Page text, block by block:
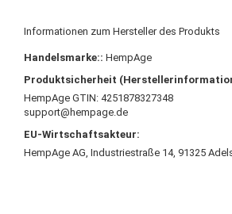
Informationen zum Hersteller des Produkts
Handelsmarke:: HempAge
Produktsicherheit
HempAge GTIN: 4251878327348
support@hempage.de
EU-Wirtschaftsakteur:
HempAge AG, Industriestraße 14, 91325